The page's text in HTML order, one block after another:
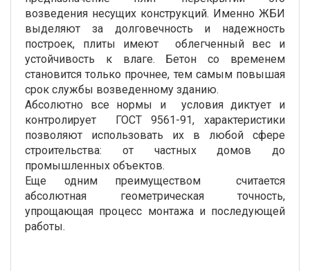
возведения несущих конструкций. Именно ЖБИ
выделяют за долговечность и надежность
построек, плиты имеют облегченный вес и
устойчивость к влаге. Бетон со временем
становится только прочнее, тем самым повышая
срок службы возведенному зданию.
Абсолютно все нормы и условия диктует и
контролирует ГОСТ 9561-91, характеристики
позволяют использовать их в любой сфере
строительства: от частных домов до
промышленных объектов.
Еще одним преимуществом считается
абсолютная геометрическая точность,
упрощающая процесс монтажа и последующей
работы.